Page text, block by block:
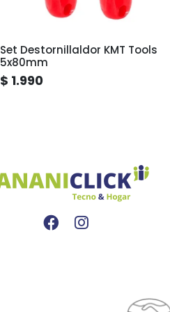
Set Destornillaldor KMT Tools
5x80mm
$ 1.990